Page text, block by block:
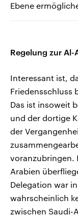
Ebene
Regelung zur Al-
Interessant ist,
Friedensschluss
Das ist insoweit
und der dortige
der
voranzubringen.
Arabien
Delegation war
wahrscheinlich
zwischen Saudi-